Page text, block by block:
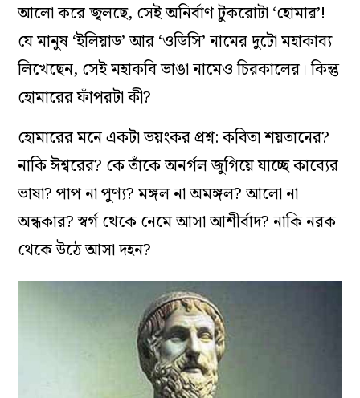
আলো করে জ্বলছে, সেই অনির্বাণ টুকরোটা ‘হোমার’!
যে মানুষ ‘ইলিয়াড’ আর ‘ওডিসি’ নামের দুটো মহাকাব্য
লিখেছেন, সেই মহাকবি ভাঙা নামেও চিরকালের। কিন্তু
হোমারের ফাঁপরটা কী?
হোমারের মনে একটা ভয়ংকর প্রশ্ন: কবিতা শয়তানের?
নাকি ঈশ্বরের? কে তাঁকে অনর্গল জুগিয়ে যাচ্ছে কাব্যের
ভাষা? পাপ না পুণ্য? মঙ্গল না অমঙ্গল? আলো না
অন্ধকার? স্বর্গ থেকে নেমে আসা আশীর্বাদ? নাকি নরক
থেকে উঠে আসা দহন?